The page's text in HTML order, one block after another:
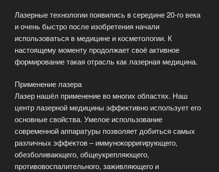
Лазерные технологии появились в середине 20-го века
и очень быстро после изобретения начали
использоваться в медицине и косметологии. К
настоящему моменту продолжает своё активное
формирование такая отрасль как лазерная медицина.
Применение лазера
Лазер нашёл применение во многих областях. Наш
центр лазерной медицины эффективно использует его
основные свойства. Умелое использование
современной аппаратуры позволяет добиться самых
различных эффектов – иммунокорригирующего,
обезболивающего, общеукрепляющего,
противовоспалительного, заживляющего и